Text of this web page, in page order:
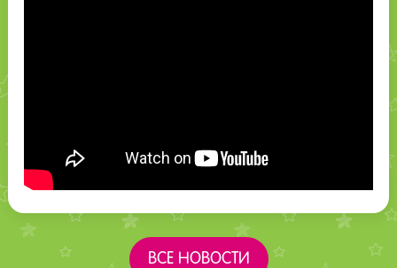
ВСЕ НОВОСТИ